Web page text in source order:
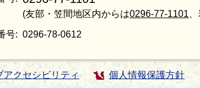
(友部・笠間地区内からは0296-77-1101
号: 0296-78-0612
アクセシビリティ 個人情報保護方針